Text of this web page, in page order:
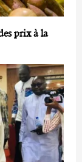
prix à la